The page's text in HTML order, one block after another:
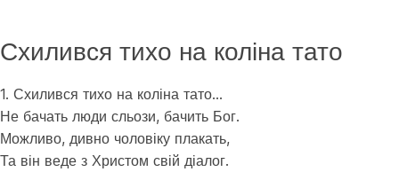
Схилився тихо на коліна тато
1. Схилився тихо на коліна тато…
Не бачать люди сльози, бачить Бог.
Можливо, дивно чоловіку плакать,
Та він веде з Христом свій діалог.